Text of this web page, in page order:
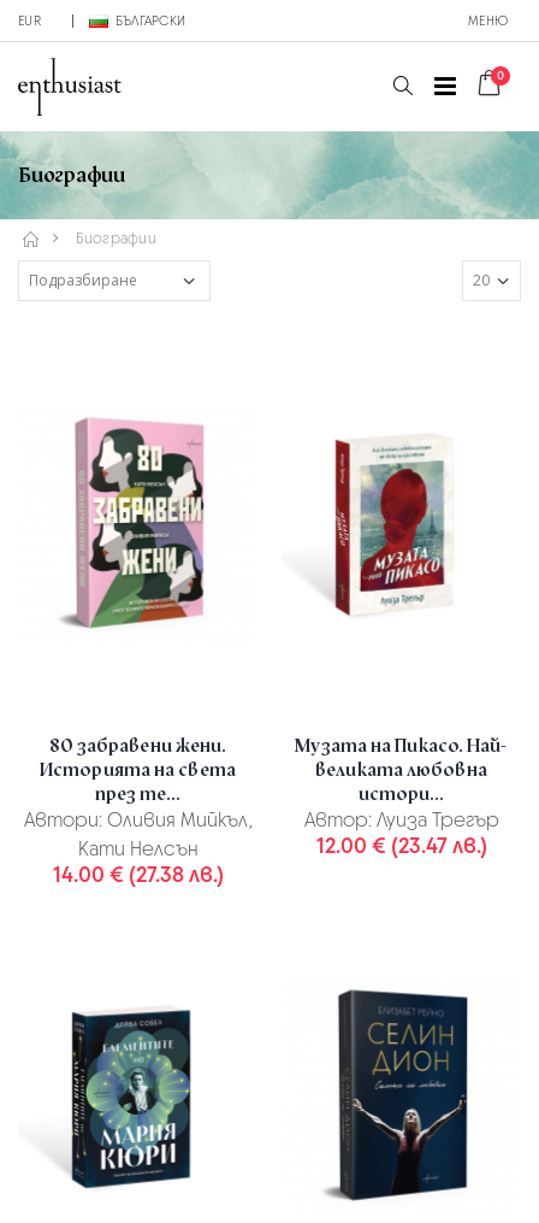
EUR БЪЛГАРСКИ МЕНЮ
0
Биографии
Биографии
80 забравени жени.
Историята на света
през те...
Автори: Оливия Мийкъл,
Кати Нелсън
14.00 € (27.38 лв.)
Музата на Пикасо. Най-
великата любовна
истори...
Автор: Луиза Трегър
12.00 € (23.47 лв.)